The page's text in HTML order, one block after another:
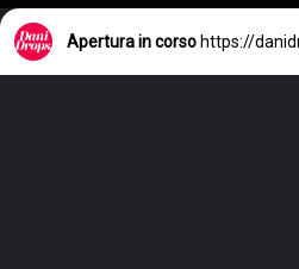
Apertura in corso https://